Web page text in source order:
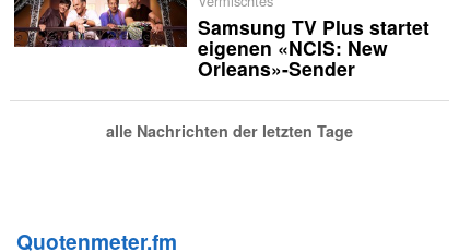
Samsung TV Plus startet
eigenen «NCIS: New
Orleans»-Sender
alle Nachrichten der letzten Tage
Quotenmeter.fm